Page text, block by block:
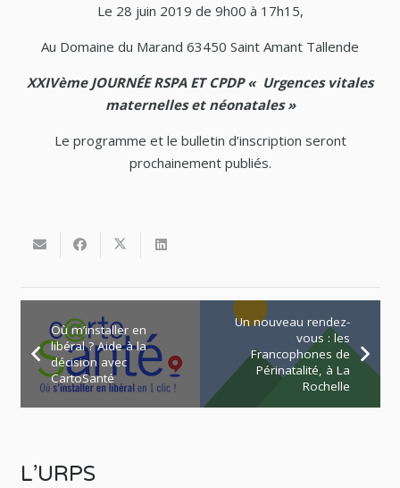
Le 28 juin 2019 de 9h00 à 17h15,
Au Domaine du Marand 63450 Saint Amant Tallende
XXIVème JOURNÉE RSPA ET CPDP « Urgences vitales
maternelles et néonatales »
Le programme et le bulletin d’inscription seront
prochainement publiés.
Où m’installer en
libéral ? Aide à la
décision avec
CartoSanté
Un nouveau rendez-
vous : les
Francophones de
Périnatalité, à La
Rochelle
L’URPS